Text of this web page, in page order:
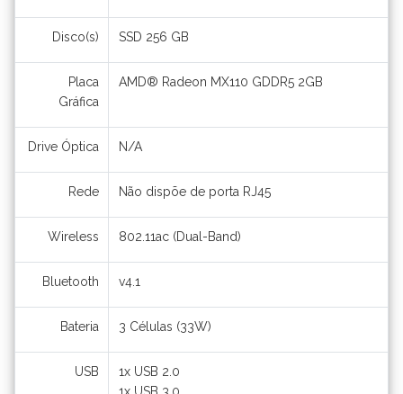
Disco(s) SSD 256 GB
Placa
Gráfica
AMD® Radeon MX110 GDDR5 2GB
Drive Óptica N/A
Rede Não dispõe de porta RJ45
Wireless 802.11ac (Dual-Band)
Bluetooth v4.1
Bateria 3 Células (33W)
USB
1x USB 2.0